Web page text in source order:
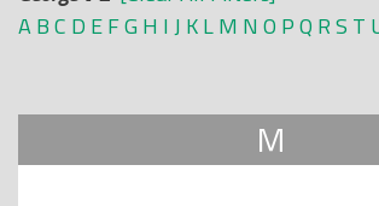
n
d
ABC D EFG H IJ KLM N O PQ RS T
M